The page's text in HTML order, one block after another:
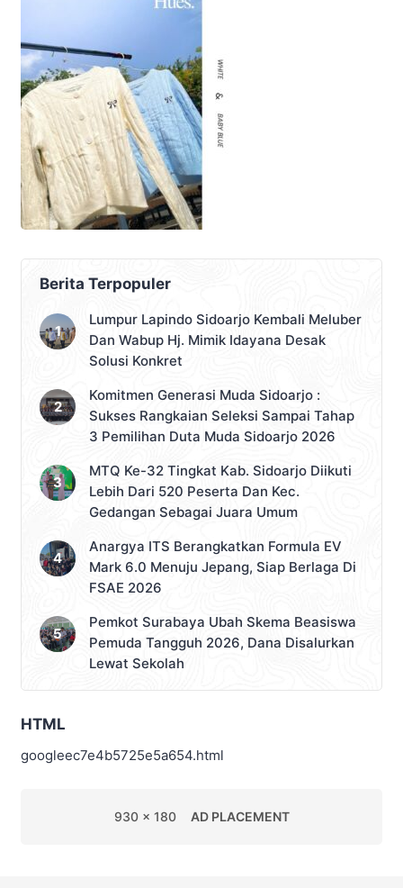
Berita Terpopuler
Lumpur Lapindo Sidoarjo Kembali Meluber
Dan Wabup Hj. Mimik Idayana Desak
Solusi Konkret
Komitmen Generasi Muda Sidoarjo :
Sukses Rangkaian Seleksi Sampai Tahap
3 Pemilihan Duta Muda Sidoarjo 2026
MTQ Ke-32 Tingkat Kab. Sidoarjo Diikuti
Lebih Dari 520 Peserta Dan Kec.
Gedangan Sebagai Juara Umum
Anargya ITS Berangkatkan Formula EV
Mark 6.0 Menuju Jepang, Siap Berlaga Di
FSAE 2026
Pemkot Surabaya Ubah Skema Beasiswa
Pemuda Tangguh 2026, Dana Disalurkan
Lewat Sekolah
HTML
googleec7e4b5725e5a654.html
930 x 180 AD PLACEMENT